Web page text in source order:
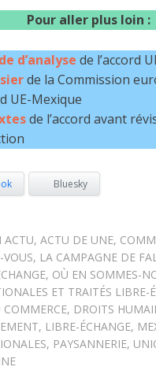
Pour aller plus loin :
d’analyse de l’accord
de la Commission
UE-Mexique
de l’accord avant
Bluesky
ACTU, ACTU DE UNE,
, LA CAMPAGNE DE FAL
OÙ EN SOMMES-
ET TRAITÉS LIBRE-
COMMERCE, DROITS
, LIBRE-ÉCHANGE,
, PAYSANNERIE,